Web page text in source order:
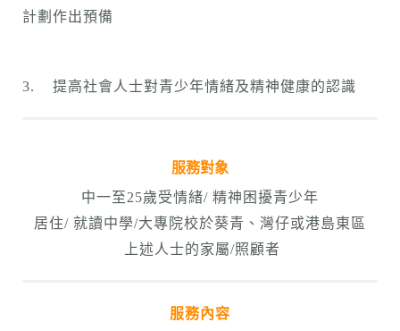
計劃作出預備
3. 提高社會人士對青少年情緒及精神健康的認識
服務對象
中一至25歲受情緒/ 精神困擾青少年
居住/ 就讀中學/大專院校於葵青、灣仔或港島東區
上述人士的家屬/照顧者
服務內容